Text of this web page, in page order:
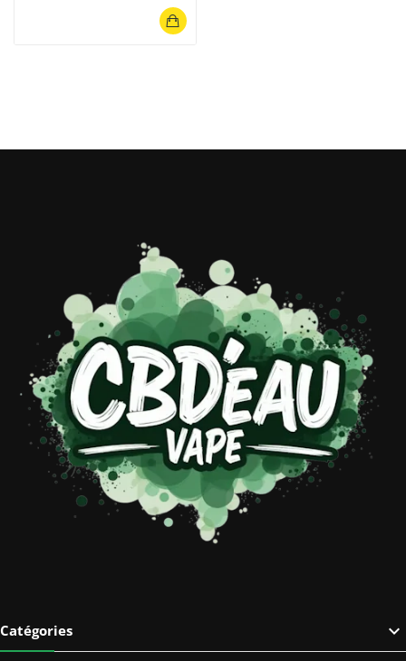
Catégories 